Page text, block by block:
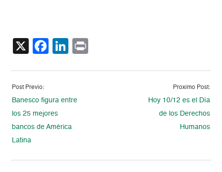
X Facebook
LinkedIn
Post Previo:
Banesco figura entre
los 25 mejores
bancos de América
Latina
Proximo Post:
Hoy 10/12 es el Día
de los Derechos
Humanos